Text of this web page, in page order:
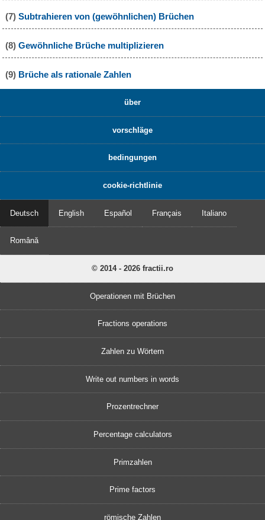
(7) Subtrahieren von (gewöhnlichen) Brüchen
(8) Gewöhnliche Brüche multiplizieren
(9) Brüche als rationale Zahlen
über
vorschläge
bedingungen
cookie-richtlinie
Deutsch English Español Français Italiano
Română
© 2014 - 2026 fractii.ro
Operationen mit Brüchen
Fractions operations
Zahlen zu Wörtern
Write out numbers in words
Prozentrechner
Percentage calculators
Primzahlen
Prime factors
römische Zahlen